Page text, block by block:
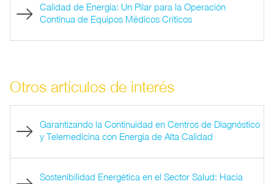
Calidad de Energía: Un Pilar para la Operación
Continua de Equipos Médicos Críticos
Otros artículos de interés
Garantizando la Continuidad en Centros de Diagnóstico
y Telemedicina con Energía de Alta Calidad
Sostenibilidad Energética en el Sector Salud: Hacia